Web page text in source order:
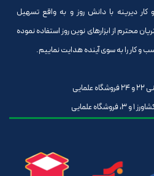
دیرینه با دانش روز و به واقع تسهیل
محترم از ابزارهای نوین روز استفاده نموده
و کار را به سوی آینده هدایت نماییم.